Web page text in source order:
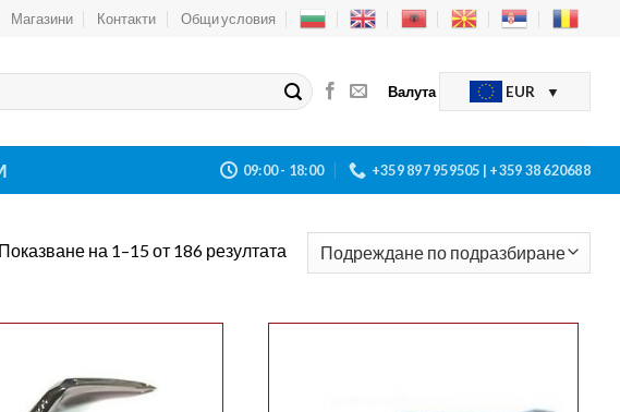
Магазини Контакти Общи условия
Валута EUR
09:00 - 18:00 +359 897 959505 | +359 38 620688
Показване на 1–15 от 186 резултата